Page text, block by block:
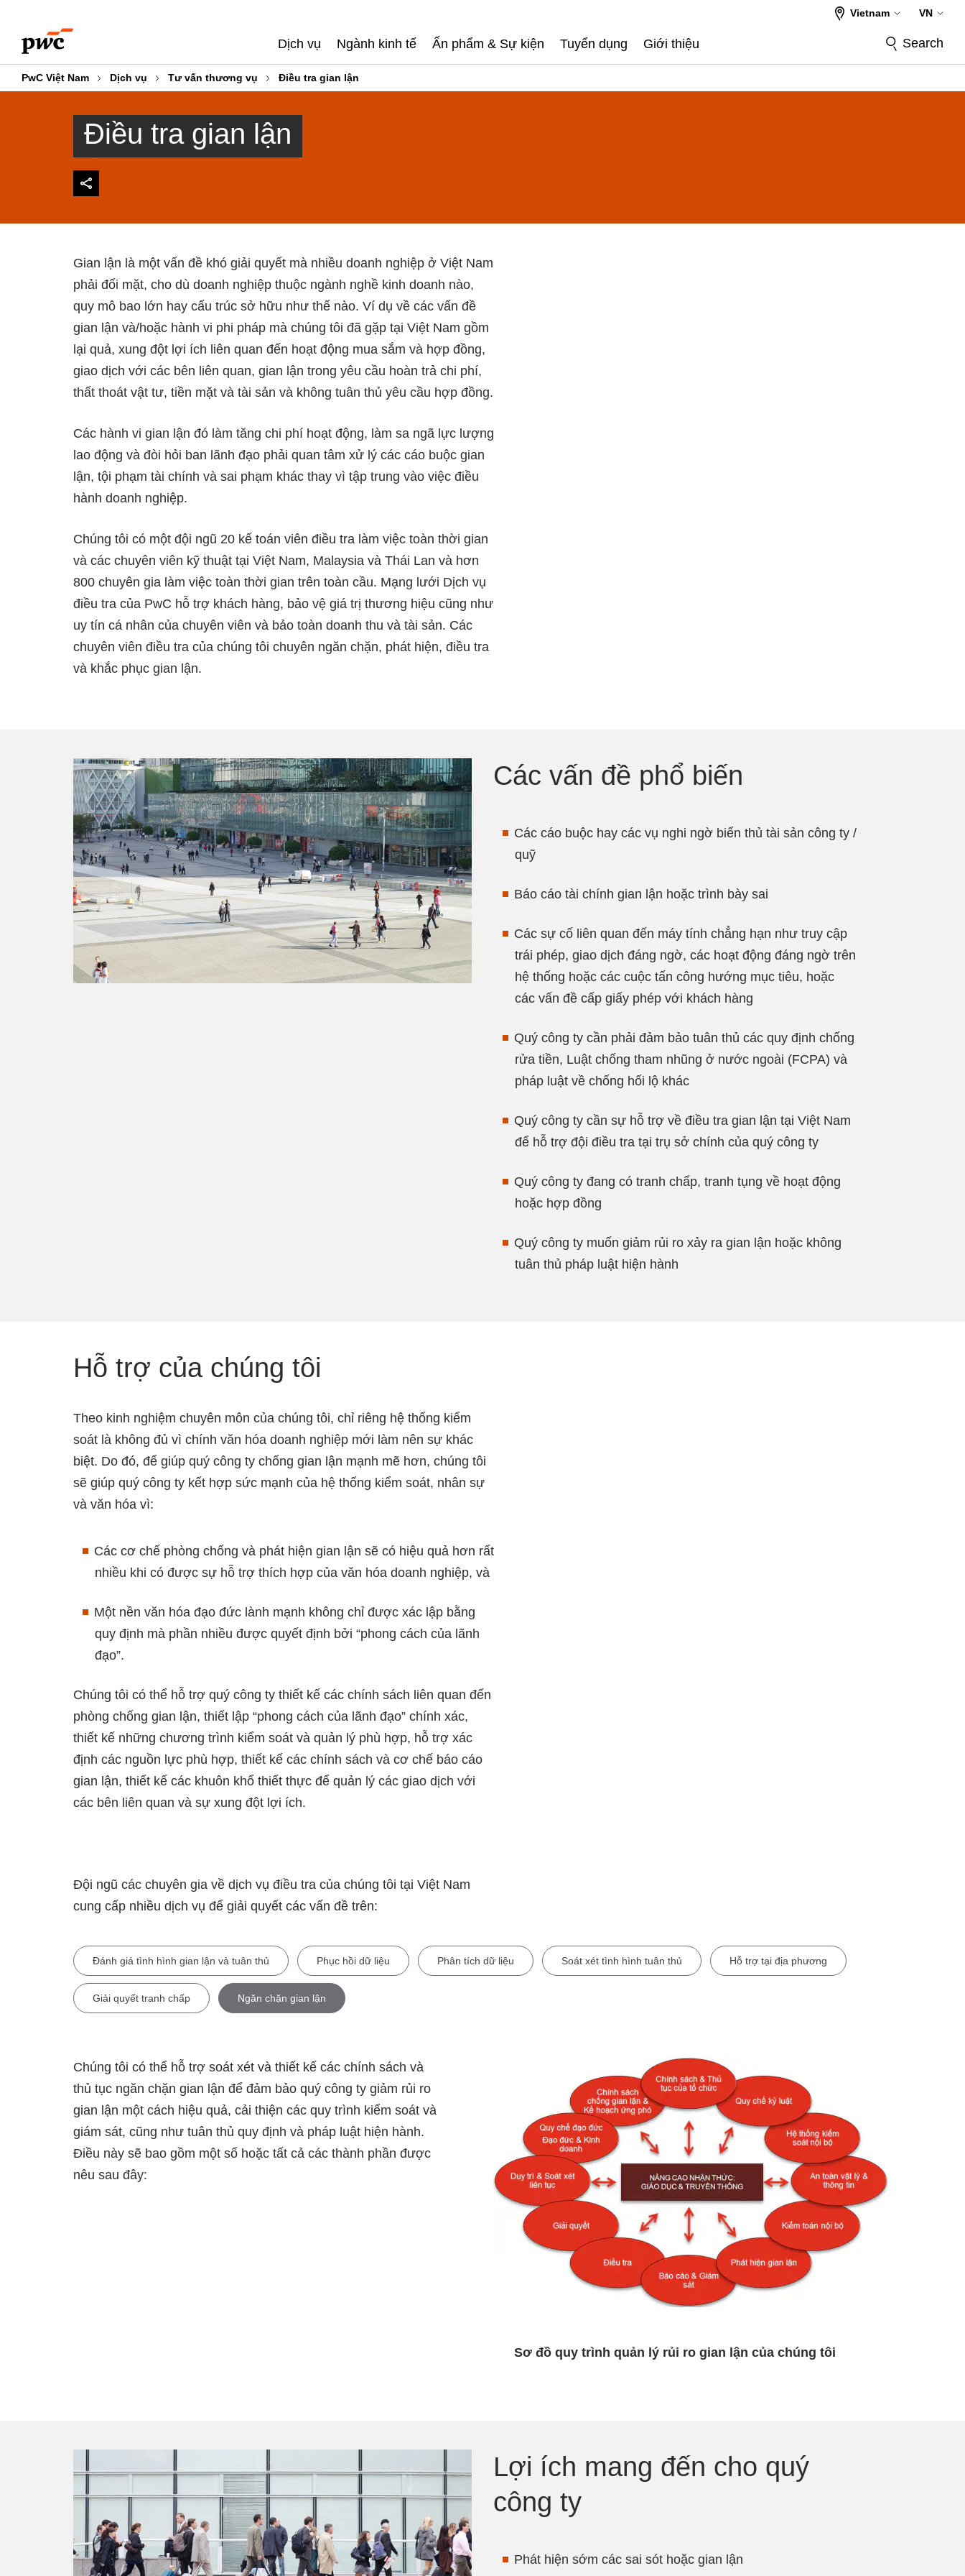
content
footer
Dịch vụ Ngành kinh tế Ấn phẩm & Sự kiện Tuyển dụng Giới thiệu
Vietnam VN
Search
PwC Việt Nam Dịch vụ Tư vấn thương vụ Điều tra gian lận
Điều tra gian lận
Gian lận là một vấn đề khó giải quyết mà nhiều doanh nghiệp ở Việt Nam
phải đối mặt, cho dù doanh nghiệp thuộc ngành nghề kinh doanh nào,
quy mô bao lớn hay cấu trúc sở hữu như thế nào. Ví dụ về các vấn đề
gian lận và/hoặc hành vi phi pháp mà chúng tôi đã gặp tại Việt Nam gồm
lại quả, xung đột lợi ích liên quan đến hoạt động mua sắm và hợp đồng,
giao dịch với các bên liên quan, gian lận trong yêu cầu hoàn trả chi phí,
thất thoát vật tư, tiền mặt và tài sản và không tuân thủ yêu cầu hợp đồng.
Các hành vi gian lận đó làm tăng chi phí hoạt động, làm sa ngã lực lượng
lao động và đòi hỏi ban lãnh đạo phải quan tâm xử lý các cáo buộc gian
lận, tội phạm tài chính và sai phạm khác thay vì tập trung vào việc điều
hành doanh nghiệp.
Chúng tôi có một đội ngũ 20 kế toán viên điều tra làm việc toàn thời gian
và các chuyên viên kỹ thuật tại Việt Nam, Malaysia và Thái Lan và hơn
800 chuyên gia làm việc toàn thời gian trên toàn cầu. Mạng lưới Dịch vụ
điều tra của PwC hỗ trợ khách hàng, bảo vệ giá trị thương hiệu cũng như
uy tín cá nhân của chuyên viên và bảo toàn doanh thu và tài sản. Các
chuyên viên điều tra của chúng tôi chuyên ngăn chặn, phát hiện, điều tra
và khắc phục gian lận.
Các vấn đề phổ biến
Các cáo buộc hay các vụ nghi ngờ biển thủ tài sản công ty /
quỹ
Báo cáo tài chính gian lận hoặc trình bày sai
Các sự cố liên quan đến máy tính chẳng hạn như truy cập
trái phép, giao dịch đáng ngờ, các hoạt động đáng ngờ trên
hệ thống hoặc các cuộc tấn công hướng mục tiêu, hoặc
các vấn đề cấp giấy phép với khách hàng
Quý công ty cần phải đảm bảo tuân thủ các quy định chống
rửa tiền, Luật chống tham nhũng ở nước ngoài (FCPA) và
pháp luật về chống hối lộ khác
Quý công ty cần sự hỗ trợ về điều tra gian lận tại Việt Nam
để hỗ trợ đội điều tra tại trụ sở chính của quý công ty
Quý công ty đang có tranh chấp, tranh tụng về hoạt động
hoặc hợp đồng
Quý công ty muốn giảm rủi ro xảy ra gian lận hoặc không
tuân thủ pháp luật hiện hành
Hỗ trợ của chúng tôi
Theo kinh nghiệm chuyên môn của chúng tôi, chỉ riêng hệ thống kiểm
soát là không đủ vì chính văn hóa doanh nghiệp mới làm nên sự khác
biệt. Do đó, để giúp quý công ty chống gian lận mạnh mẽ hơn, chúng tôi
sẽ giúp quý công ty kết hợp sức mạnh của hệ thống kiểm soát, nhân sự
và văn hóa vì:
Các cơ chế phòng chống và phát hiện gian lận sẽ có hiệu quả hơn rất
nhiều khi có được sự hỗ trợ thích hợp của văn hóa doanh nghiệp, và
Một nền văn hóa đạo đức lành mạnh không chỉ được xác lập bằng
quy định mà phần nhiều được quyết định bởi “phong cách của lãnh
đạo”.
Chúng tôi có thể hỗ trợ quý công ty thiết kế các chính sách liên quan đến
phòng chống gian lận, thiết lập “phong cách của lãnh đạo” chính xác,
thiết kế những chương trình kiểm soát và quản lý phù hợp, hỗ trợ xác
định các nguồn lực phù hợp, thiết kế các chính sách và cơ chế báo cáo
gian lận, thiết kế các khuôn khổ thiết thực để quản lý các giao dịch với
các bên liên quan và sự xung đột lợi ích.
Đội ngũ các chuyên gia về dịch vụ điều tra của chúng tôi tại Việt Nam
cung cấp nhiều dịch vụ để giải quyết các vấn đề trên:
Đánh giá tình hình gian lận và tuân thủ Phục hồi dữ liệu Phân tích dữ liệu Soát xét tình hình tuân thủ Hỗ trợ tại địa phương
Giải quyết tranh chấp Ngăn chặn gian lận
Chúng tôi có thể hỗ trợ soát xét và thiết kế các chính sách và
thủ tục ngăn chặn gian lận để đảm bảo quý công ty giảm rủi ro
gian lận một cách hiệu quả, cải thiện các quy trình kiểm soát và
giám sát, cũng như tuân thủ quy định và pháp luật hiện hành.
Điều này sẽ bao gồm một số hoặc tất cả các thành phần được
nêu sau đây:
Sơ đồ quy trình quản lý rủi ro gian lận của chúng tôi
Lợi ích mang đến cho quý
công ty
Phát hiện sớm các sai sót hoặc gian lận